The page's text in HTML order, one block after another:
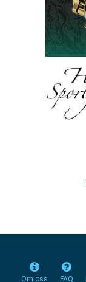
Om oss FAQ